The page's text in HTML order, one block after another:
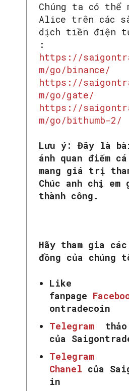
Chúng ta có thể
Alice trên các
dịch tiền điện
:
https://
m/go/binance/
https://
m/go/gate/
https://
m/go/bithumb-2/
Lưu ý: Đây là
ánh quan điểm
mang giá trị
Chúc anh chị
thành công.
Hãy tham gia các
đồng của
Like
fanpage
ontradecoin
Telegram
của
Telegram
Chanel của
in